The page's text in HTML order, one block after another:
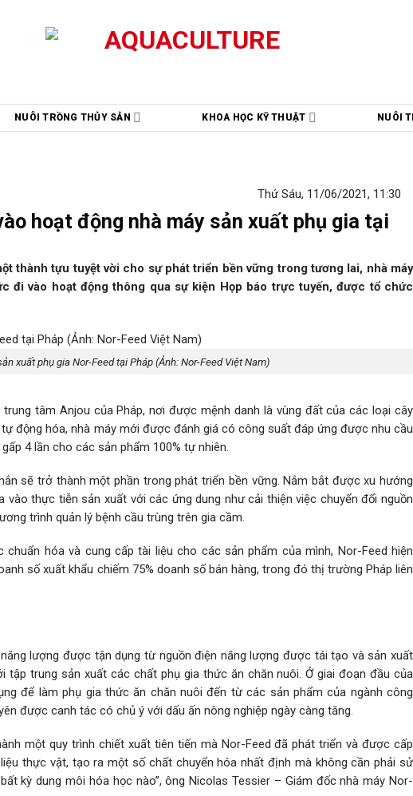
NUÔI TRỒNG THỦY SẢN KHOA HỌC KỸ THUẬT NUÔI
Thứ Sáu, 11/06/2021, 11:30
hoạt động nhà máy sản xuất phụ gia tại
thành tựu tuyệt vời cho sự phát triển bền vững trong tương lai, nhà máy
đi vào hoạt động thông quasự kiện Họp báo trực tuyến, được tổ chức
xuất phụ gia Nor-Feed tại Pháp (Ảnh: Nor-Feed Việt Nam)
tâm Anjou của Pháp, nơi được mệnh danh là vùng đất của các loại cây
động hóa, nhà máy mới được đánh giá có công suất đáp ứng được nhu cầu
4 lần cho các sản phẩm 100% tự nhiên.
sẽ trở thành một phần trong phát triển bền vững. Nắm bắt được xu hướng
vào thực tiễn sản xuất với các ứng dung như cải thiện việc chuyển đổi nguồn
trình quản lý bệnh cầu trùng trên gia cầm.
hóa và cung cấp tài liệu cho các sản phẩm của mình, Nor-Feed hiện
số xuất khẩu chiếm 75% doanh số bán hàng, trong đó thị trường Pháp liên
lượng được tận dụng từ nguồn điện năng lượng được tái tạo và sản xuất
tập trung sản xuất các chất phụ gia thức ăn chăn nuôi. Ở giai đoạn đầu của
để làm phụ gia thức ăn chăn nuôi đến từ các sản phẩm của ngành công
được canh tác có chủ ý với dấu ấn nông nghiệp ngày càng tăng.
một quy trình chiết xuất tiên tiến mà Nor-Feed đã phát triển và được cấp
thực vật, tạo ra một số chất chuyển hóa nhất định mà không cần phải sử
kỳ dung môi hóa học nào”, ông Nicolas Tessier – Giám đốc nhà máy Nor-